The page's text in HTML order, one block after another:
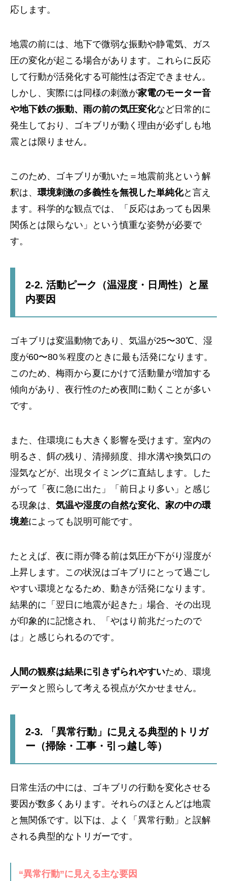
応します。
地震の前には、地下で微弱な振動や静電気、ガス
圧の変化が起こる場合があります。これらに反応
して行動が活発化する可能性は否定できません。
しかし、実際には同様の刺激が家電のモーター音
や地下鉄の振動、雨の前の気圧変化など日常的に
発生しており、ゴキブリが動く理由が必ずしも地
震とは限りません。
このため、ゴキブリが動いた＝地震前兆という解
釈は、 環境刺激の多義性を無視した単純化と言え
ます。科学的な観点では、「反応はあっても因果
関係とは限らない」という慎重な姿勢が必要で
す。
2-2. 活動ピーク（温湿度・日周性）と屋
内要因
ゴキブリは変温動物であり、気温が25〜30℃、湿
度が60〜80％程度のときに最も活発になります。
このため、梅雨から夏にかけて活動量が増加する
傾向があり、夜行性のため夜間に動くことが多い
です。
また、住環境にも大きく影響を受けます。室内の
明るさ、餌の残り、清掃頻度、排水溝や換気口の
湿気などが、出現タイミングに直結します。した
がって「夜に急に出た」「前日より多い」と感じ
る現象は、 気温や湿度の自然な変化、家の中の環
境差によっても説明可能です。
たとえば、夜に雨が降る前は気圧が下がり湿度が
上昇します。この状況はゴキブリにとって過ごし
やすい環境となるため、動きが活発になります。
結果的に「翌日に地震が起きた」場合、その出現
が印象的に記憶され、「やはり前兆だったので
は」と感じられるのです。
人間の観察は結果に引きずられやすいため、環境
データと照らして考える視点が欠かせません。
2-3. 「異常行動」に見える典型的トリガ
ー（掃除・工事・引っ越し等）
日常生活の中には、ゴキブリの行動を変化させる
要因が数多くあります。それらのほとんどは地震
と無関係です。以下は、よく「異常行動」と誤解
される典型的なトリガーです。
“異常行動”に見える主な要因